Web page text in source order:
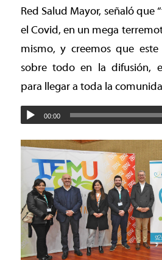
Red Salud Mayor, señaló que
el Covid, en un mega
mismo, y creemos que
sobre todo en la difusión,
para llegar a toda la
00:00